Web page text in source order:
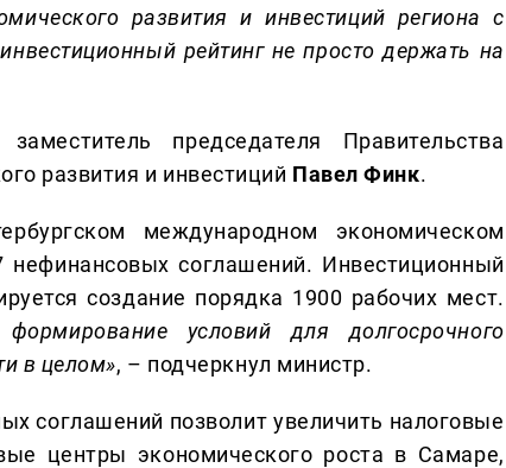
развития и инвестиций региона с
инвестиционный рейтинг не просто держать на
председателя Правительства
развития и инвестиций ПавелФинк.
международном экономическом
соглашений. Инвестиционный
создание порядка 1900 рабочих мест.
формирование условий для долгосрочного
в целом», – подчеркнул министр.
соглашений позволит увеличить налоговые
центры экономического роста в Самаре,